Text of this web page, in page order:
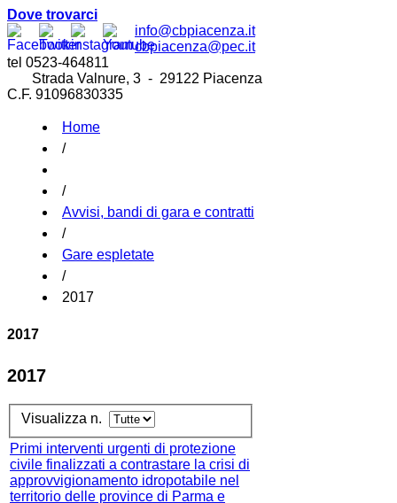
Dove trovarci
info@cbpiacenza.it
cbpiacenza@pec.it
tel 0523-464811
Strada Valnure, 3 - 29122 Piacenza
C.F. 91096830335
Home
/
/
Avvisi, bandi di gara e contratti
/
Gare espletate
/
2017
2017
2017
Visualizza n.
Primi interventi urgenti di protezione
civile finalizzati a contrastare la crisi di
approvvigionamento idropotabile nel
territorio delle province di Parma e